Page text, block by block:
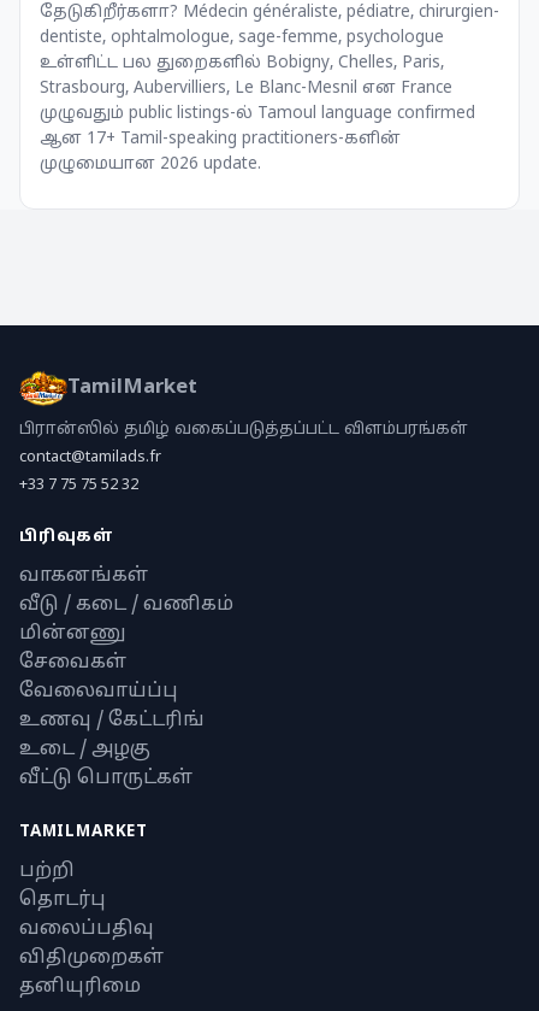
தேடுகிறீர்களா? Médecin généraliste, pédiatre, chirurgien-
dentiste, ophtalmologue, sage-femme, psychologue
உள்ளிட்ட பல துறைகளில் Bobigny, Chelles, Paris,
Strasbourg, Aubervilliers, Le Blanc-Mesnil என France
முழுவதும் public listings-ல் Tamoul language confirmed
ஆன 17+ Tamil-speaking practitioners-களின்
முழுமையான 2026 update.
TamilMarket
பிரான்ஸில் தமிழ் வகைப்படுத்தப்பட்ட விளம்பரங்கள்
contact@tamilads.fr
+33 7 75 75 52 32
பிரிவுகள்
வாகனங்கள்
வீடு / கடை / வணிகம்
மின்னணு
சேவைகள்
வேலைவாய்ப்பு
உணவு / கேட்டரிங்
உடை / அழகு
வீட்டு பொருட்கள்
TAMILMARKET
பற்றி
தொடர்பு
வலைப்பதிவு
விதிமுறைகள்
தனியுரிமை